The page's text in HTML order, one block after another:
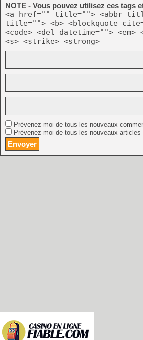
NOTE - Vous pouvez utilisez ces tags
<a href="" title=""> <abbr
title=""> <b> <blockquote
<code> <del datetime="">
<s> <strike> <strong>
Prévenez-moi de tous les nouveaux
Prévenez-moi de tous les nouveaux articles